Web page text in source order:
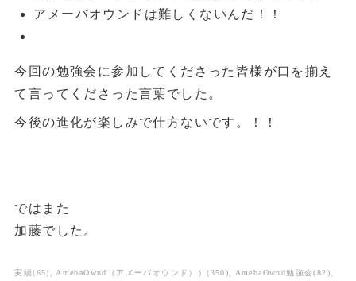
アメーバオウンドは難しくないんだ！！
今回の勉強会に参加してくださった皆様が口を揃え
て言ってくださった言葉でした。
今後の進化が楽しみで仕方ないです。！！
ではまた
加藤でした。
実績(65) AmebaOwnd（アメーバオウンド））(350) AmebaOwnd勉強会(82)